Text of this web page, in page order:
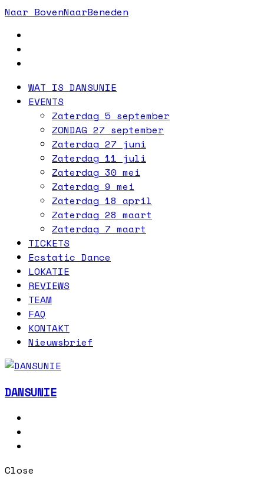
Naar BovenNaarBeneden
WAT IS DANSUNIE
EVENTS
Zaterdag 5 september
ZONDAG 27 september
Zaterdag 27 juni
Zaterdag 11 juli
Zaterdag 30 mei
Zaterdag 9 mei
Zaterdag 18 april
Zaterdag 28 maart
Zaterdag 7 maart
TICKETS
Ecstatic Dance
LOKATIE
REVIEWS
TEAM
FAQ
KONTAKT
Nieuwsbrief
DANSUNIE
Close